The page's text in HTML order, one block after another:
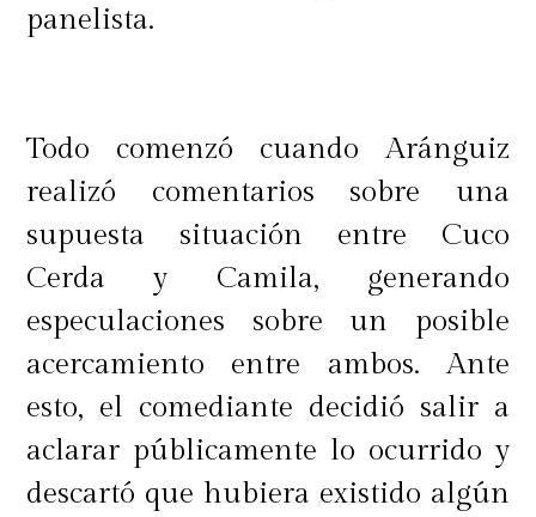
panelista.
Todo comenzó cuando Aránguiz
realizó comentarios sobre una
supuesta situación entre Cuco
Cerda y Camila, generando
especulaciones sobre un posible
acercamiento entre ambos. Ante
esto, el comediante decidió salir a
aclarar públicamente lo ocurrido y
descartó que hubiera existido algún